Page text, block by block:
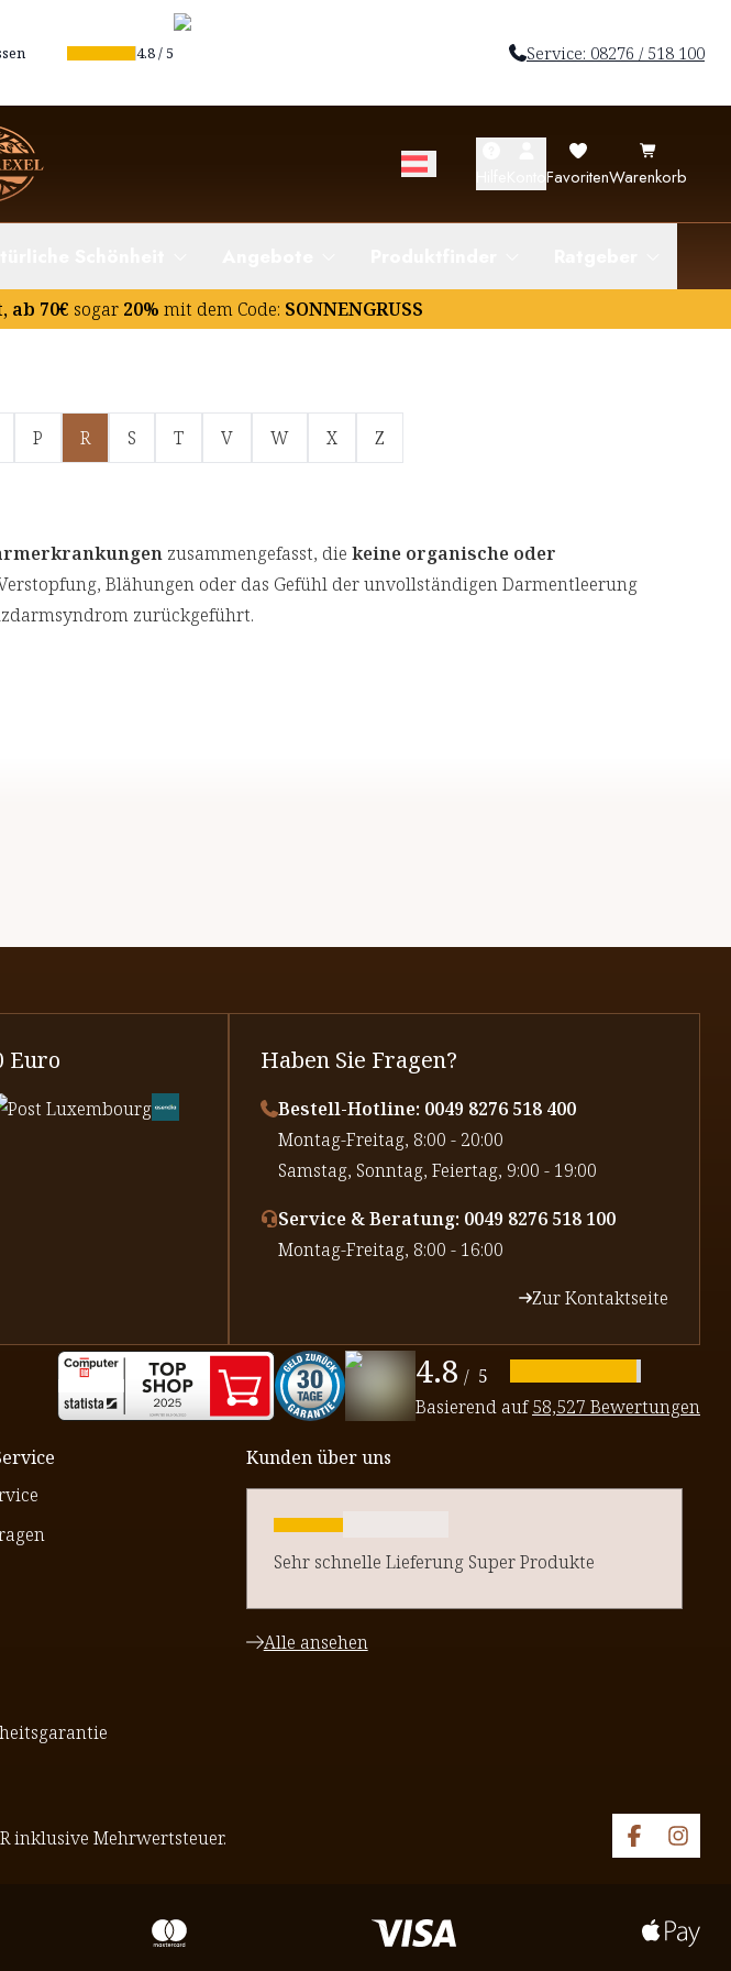
4.8/5 Service: 08276 / 518 100
FavoritenWarenkorb
ab 70€ sogar 20% mit dem Code: SONNENGRUSS
P R S T V W X Z
zusammengefasst, die keine organische oder
Blähungen oder das Gefühl der unvollständigen Darmentleerung
zurückgeführt.
Euro Haben Sie Fragen?
Bestell-Hotline: 0049 8276 518 400
⁠Montag-Freitag, 8:00 - 20:00
⁠Samstag, Sonntag, Feiertag, 9:00 - 19:00
Service & Beratung: 0049 8276 518 100
⁠Montag-Freitag, 8:00 - 16:00
Zur Kontaktseite
4.8 / 5
Basierend auf58,527 Bewertungen
Kunden über uns
Sehr schnelle Lieferung Super Produkte
Alle ansehen
inklusive Mehrwertsteuer.